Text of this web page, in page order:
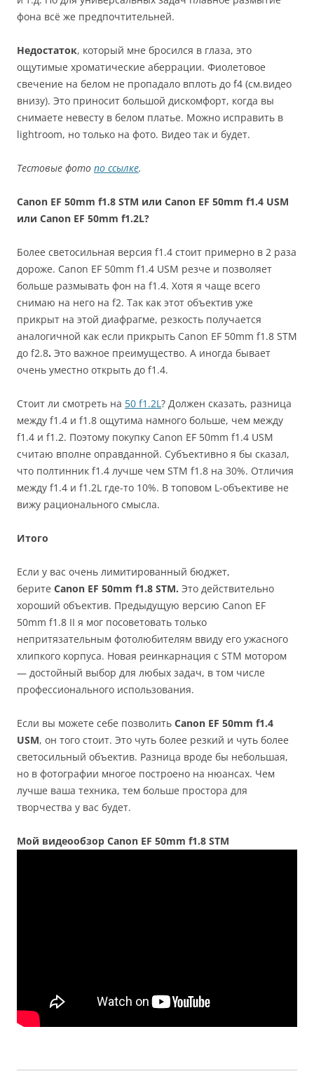
фона всё же предпочтительней.
Недостаток, который мне бросился в глаза, это
ощутимые хроматические аберрации. Фиолетовое
свечение на белом не пропадало вплоть до f4 (см.видео
внизу). Это приносит большой дискомфорт, когда вы
снимаете невесту в белом платье. Можно исправить в
lightroom, но только на фото. Видео так и будет.
Тестовые фото по ссылке.
Canon EF 50mm f1.8 STM или Canon EF 50mm f1.4 USM
или Canon EF 50mm f1.2L?
Более светосильная версия f1.4 стоит примерно в 2 раза
дороже. Canon EF 50mm f1.4 USM резче и позволяет
больше размывать фон на f1.4. Хотя я чаще всего
снимаю на него на f2. Так как этот объектив уже
прикрыт на этой диафрагме, резкость получается
аналогичной как если прикрыть Canon EF 50mm f1.8 STM
до f2.8. Это важное преимущество. А иногда бывает
очень уместно открыть до f1.4.
Стоит ли смотреть на 50 f1.2L? Должен сказать, разница
между f1.4 и f1.8 ощутима намного больше, чем между
f1.4 и f1.2. Поэтому покупку Canon EF 50mm f1.4 USM
считаю вполне оправданной. Субъективно я бы сказал,
что полтинник f1.4 лучше чем STM f1.8 на 30%. Отличия
между f1.4 и f1.2L где-то 10%. В топовом L-объективе не
вижу рационального смысла.
Итого
Если у вас очень лимитированный бюджет,
берите Canon EF 50mm f1.8 STM. Это действительно
хороший объектив. Предыдущую версию Canon EF
50mm f1.8 II я мог посоветовать только
непритязательным фотолюбителям ввиду его ужасного
хлипкого корпуса. Новая реинкарнация с STM мотором
— достойный выбор для любых задач, в том числе
профессионального использования.
Если вы можете себе позволить Canon EF 50mm f1.4
USM, он того стоит. Это чуть более резкий и чуть более
светосильный объектив. Разница вроде бы небольшая,
но в фотографии многое построено на нюансах. Чем
лучше ваша техника, тем больше простора для
творчества у вас будет.
Мой видеообзор Canon EF 50mm f1.8 STM